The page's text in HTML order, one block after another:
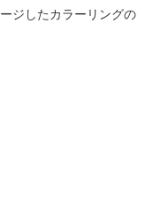
ジしたカラーリングの